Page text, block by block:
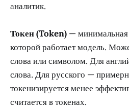
аналитик.
Токен (Token) — минимальная
которой работает модель.
слова или символом. Для
слова. Для русского —
токенизируется менее
считается в токенах.